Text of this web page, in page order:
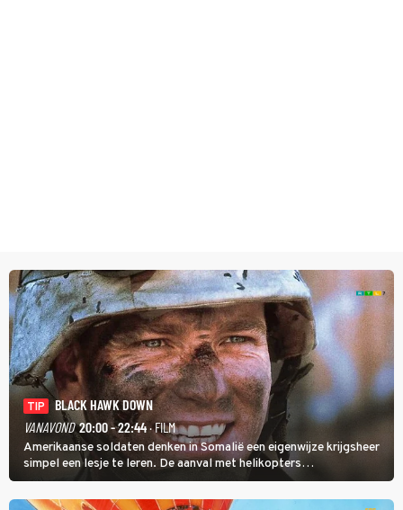
TIP
BLACK HAWK DOWN
VANAVOND 20:00 - 22:44· FILM
Amerikaanse soldaten denken in Somalië een eigenwijze krijgsheer
simpel een lesje te leren. De aanval met helikopters
verloopt in Black Hawk down dramatisch.